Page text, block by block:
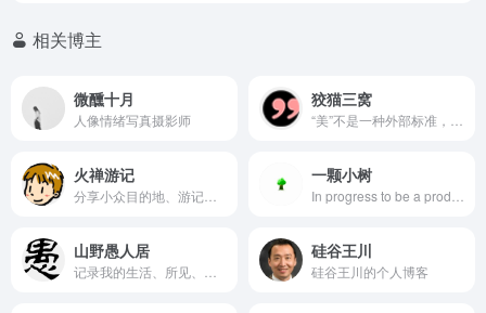
相关博主
微醺十月
人像情绪写真摄影师
狡猫三窝
火禅游记 一颗小树
山野愚人居 硅谷王川
硅谷王川的个人博客